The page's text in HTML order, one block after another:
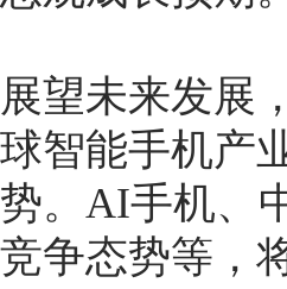
展望未来发展
球智能手机产
势。AI手机、
竞争态势等，